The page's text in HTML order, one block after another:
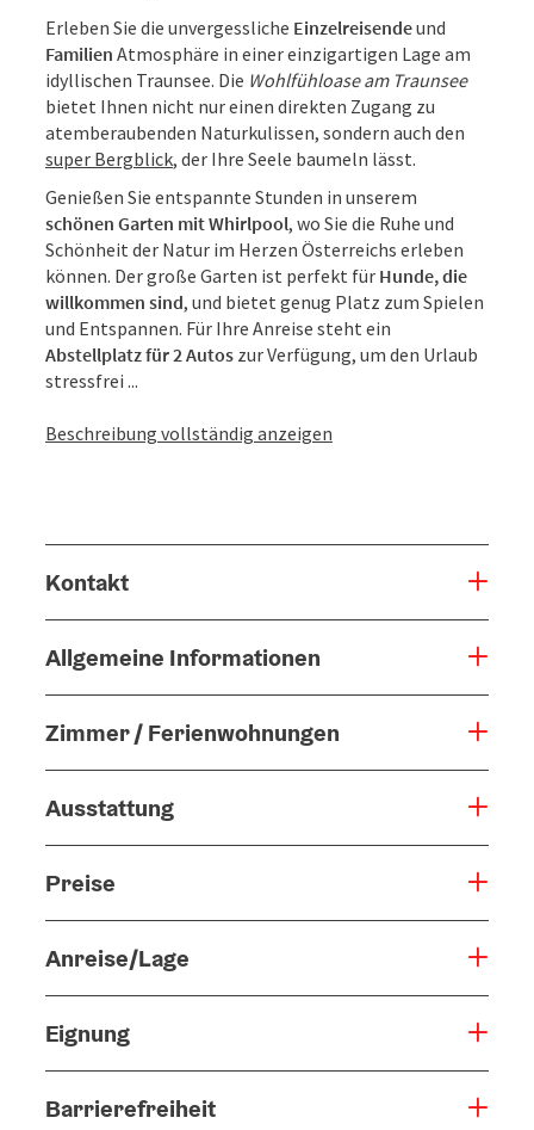
Erleben Sie die unvergessliche Einzelreisendeund
Familien Atmosphäre in einer einzigartigen Lage am
idyllischen Traunsee. Die Wohlfühloase am Traunsee
bietet Ihnen nicht nur einen direkten Zugang zu
atemberaubenden Naturkulissen, sondern auch den
super Bergblick, der Ihre Seele baumeln lässt.
Genießen Sie entspannte Stunden in unserem
schönen Garten mit Whirlpool, wo Sie die Ruhe und
Schönheit der Natur im Herzen Österreichs erleben
können. Der große Garten ist perfekt für Hunde, die
willkommen sind, und bietet genug Platz zum Spielen
und Entspannen. Für Ihre Anreise steht ein
Abstellplatz für 2 Autos zur Verfügung, um den Urlaub
stressfrei ...
Beschreibung vollständig anzeigen
Kontakt
Allgemeine Informationen
Zimmer / Ferienwohnungen
Ausstattung
Preise
Anreise/Lage
Eignung
Barrierefreiheit